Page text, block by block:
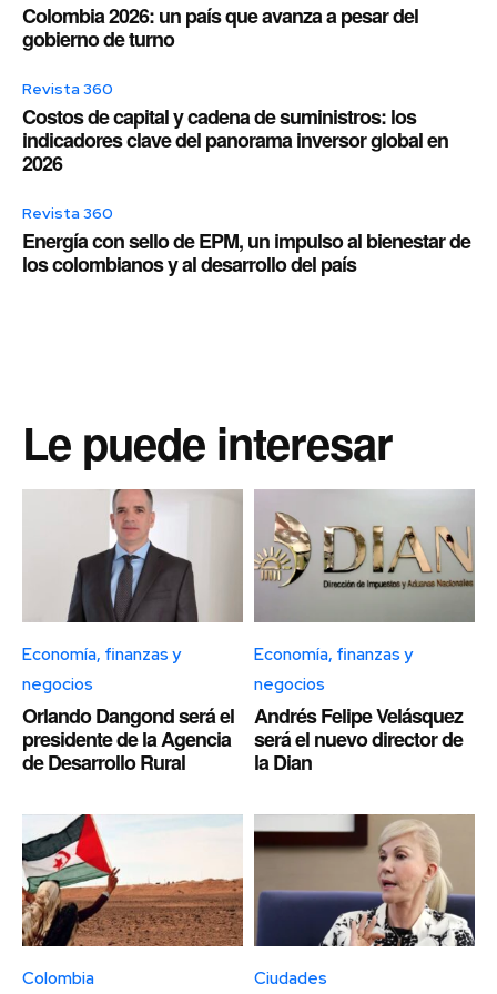
Colombia 2026: un país que avanza a pesar del
gobierno de turno
Revista 360
Costos de capital y cadena de suministros: los
indicadores clave del panorama inversor global en
2026
Revista 360
Energía con sello de EPM, un impulso al bienestar de
los colombianos y al desarrollo del país
Le puede interesar
Economía, finanzas y
negocios
Orlando Dangond será el
presidente de la Agencia
de Desarrollo Rural
Economía, finanzas y
negocios
Andrés Felipe Velásquez
será el nuevo director de
la Dian
Colombia Ciudades